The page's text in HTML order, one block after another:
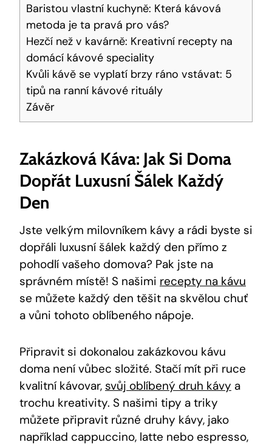
Baristou vlastní kuchyně: Která kávová
metoda je ta pravá pro vás?
Hezčí než v kavárně: Kreativní recepty na
domácí kávové speciality
Kvůli kávě se vyplatí brzy ráno vstávat: 5
tipů na ranní kávové rituály
Závěr
Zakázková Káva: Jak Si Doma
Dopřát Luxusní Šálek Každý
Den
Jste velkým milovníkem kávy a rádi byste si
dopřáli luxusní šálek každý den přímo z
pohodlí vašeho domova? Pak jste na
správném místě! S našimi recepty na kávu
se můžete každý den těšit na skvělou chuť
a vůni tohoto oblíbeného nápoje.
Připravit si dokonalou zakázkovou kávu
doma není vůbec složité. Stačí mít při ruce
kvalitní kávovar, svůj oblíbený druh kávy a
trochu kreativity. S našimi tipy a triky
můžete připravit různé druhy kávy, jako
například cappuccino, latte nebo espresso,